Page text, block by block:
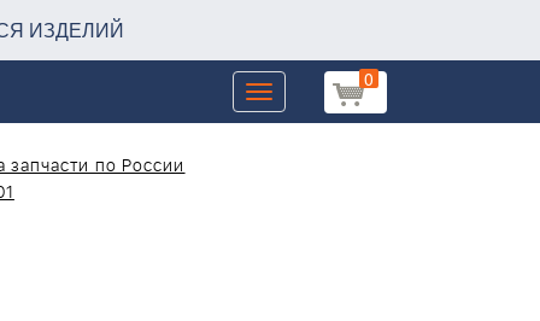
ИЗДЕЛИЙ
0
Toggle
navigation
запчасти по России